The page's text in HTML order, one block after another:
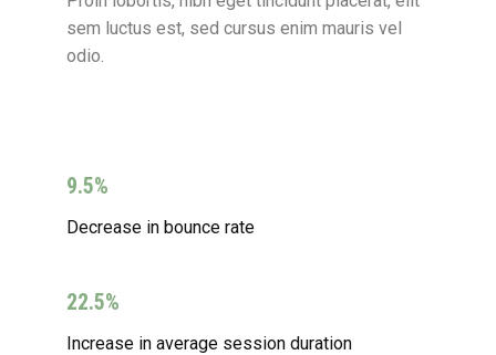
sem luctus est, sed cursus enim mauris vel
odio.
9.5%
Decrease in bounce rate
22.5%
Increase in average session duration